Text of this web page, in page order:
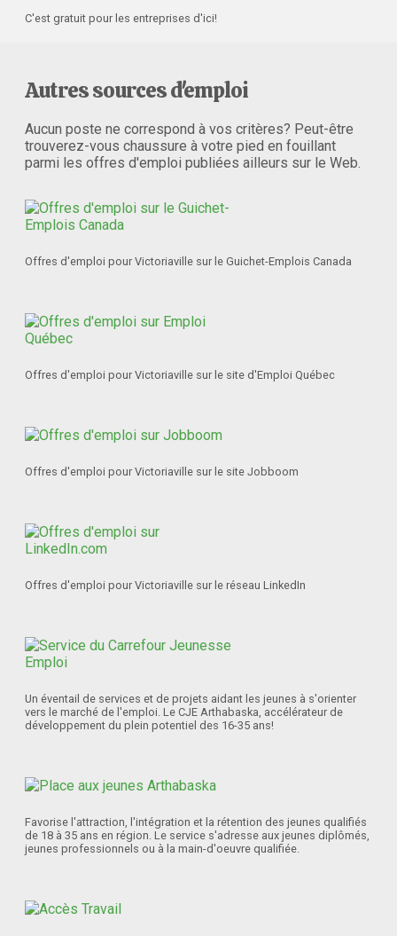
C'est gratuit pour les entreprises d'ici!
Autres sources d'emploi
Aucun poste ne correspond à vos critères? Peut-être
trouverez-vous chaussure à votre pied en fouillant
parmi les offres d'emploi publiées ailleurs sur le Web.
Offres d'emploi pour Victoriaville sur le Guichet-Emplois Canada
Offres d'emploi pour Victoriaville sur le site d'Emploi Québec
Offres d'emploi pour Victoriaville sur le site Jobboom
Offres d'emploi pour Victoriaville sur le réseau LinkedIn
Un éventail de services et de projets aidant les jeunes à s'orienter
vers le marché de l'emploi. Le CJE Arthabaska, accélérateur de
développement du plein potentiel des 16-35 ans!
Favorise l'attraction, l'intégration et la rétention des jeunes qualifiés
de 18 à 35 ans en région. Le service s'adresse aux jeunes diplômés,
jeunes professionnels ou à la main-d'oeuvre qualifiée.